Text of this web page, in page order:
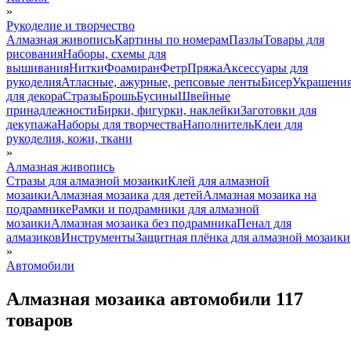
»
Рукоделие и творчество
Алмазная живописьКартины по номерамПазлыТовары для
рисованияНаборы, схемы для
вышиванияНиткиФоамиранФетрПряжаАксессуары для
рукоделияАтласные, ажурные, репсовые лентыБисер
для декораСтразыБрошьБусиныШвейные
принадлежностиБирки, фигурки, наклейкиЗаготовки для
декупажаНаборы для творчестваНаполнительКлеи для
рукоделия, кожи, ткани
»
Алмазная живопись
Стразы для алмазной мозаикиКлей для алмазной
мозаикиАлмазная мозаика для детейАлмазная мозаика на
подрамникеРамки и подрамники для алмазной
мозаикиАлмазная мозаика без подрамникаПенал для
алмазиковИнструментыЗащитная плёнка для алмазной мозаики
»
Автомобили
Алмазная мозаика автомобили 117
товаров